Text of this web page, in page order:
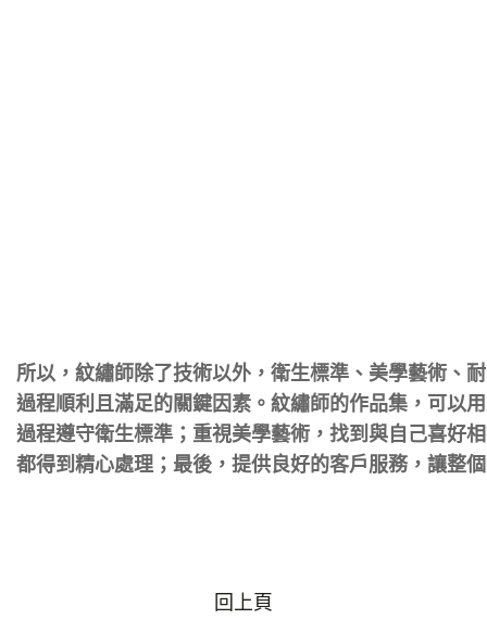
所以，紋繡師除了技術以外，衛生標準、美學藝術、
過程順利且滿足的關鍵因素。紋繡師的作品集，可以
過程遵守衛生標準；重視美學藝術，找到與自己喜好
都得到精心處理；最後，提供良好的客戶服務，讓整
回上頁